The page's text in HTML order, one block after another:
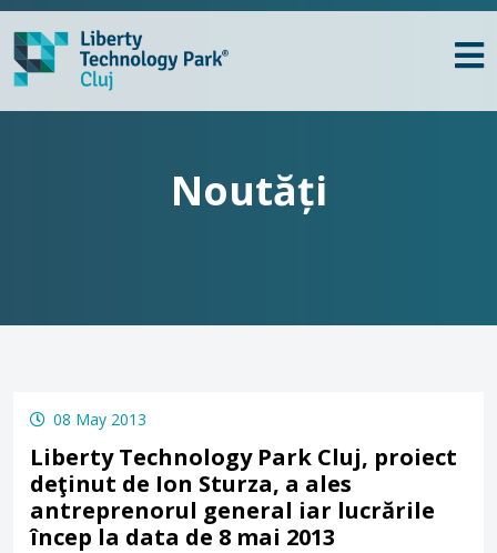
Noutăți
08 May 2013
Liberty Technology Park Cluj, proiect
deţinut de Ion Sturza, a ales
antreprenorul general iar lucrările
încep la data de 8 mai 2013